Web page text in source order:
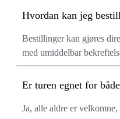
Hvordan kan jeg
Bestillinger kan gjøres
med umiddelbar
Er turen egnet for
Ja, alle aldre er